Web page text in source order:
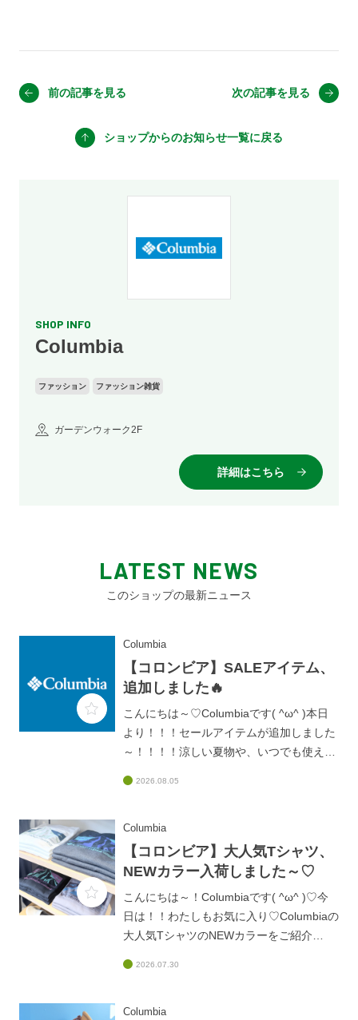
前の記事を見る 次の記事を見る
ショップからのお知らせ一覧に戻る
SHOP INFO
Columbia
ファッション ファッション雑貨
ガーデンウォーク2F
詳細はこちら
LATEST NEWS
このショップの最新ニュース
Columbia
【コロンビア】SALEアイテム、
追加しました🔥
こんにちは～♡Columbiaです( ^ω^ )本日
より！！！セールアイテムが追加しました
～！！！！涼しい夏物や、いつでも使える
終了となります！！！！お取り寄せが難し
いものもありますのでお早めに！！皆様の
ご来店、お待ちしております♡
2026.08.05
Columbia
【コロンビア】大人気Tシャツ、
NEWカラー入荷しました～♡
こんにちは～！Columbiaです( ^ω^ )♡今
日は！！わたしもお気に入り♡Columbiaの
大人気TシャツのNEWカラーをご紹介
がら、さらっとした肌触りなので！！！夏
2026.07.30
Columbia